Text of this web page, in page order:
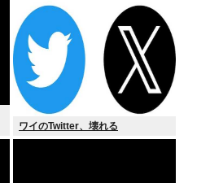
ワイのTwitter、壊れる